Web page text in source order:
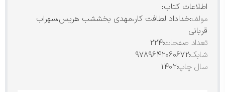
اطلاعات کتاب:
مولف:خداداد لطافت کار،مهدی بخششب هریس،سهراب
قربانی
تعداد صفحات:۲۲۴
شابک:۹۷۸۹۶۴۲۰۶۰۶۷۲
سال چاپ:۱۴۰۲